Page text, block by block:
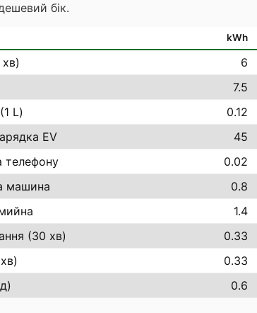
бік.
kWh
6
7.5
L) 0.12
EV 45
телефону 0.02
машина 0.8
1.4
(30 хв) 0.33
0.33
0.6